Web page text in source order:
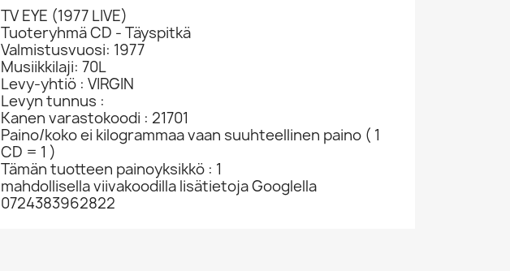
Iggy Pop LP Kansi Party Kansi VG+ Levy Ei...
tyhjä LP-kansi SKU 999159
Iggy Pop LP Every Loser, Blood Red Vinyl...
LP SKU 546076
TV EYE (1977 LIVE)
Tuoteryhmä CD - Täyspitkä
Valmistusvuosi: 1977
Musiikkilaji: 70L
Levy-yhtiö : VIRGIN
Levyn tunnus :
Kanen varastokoodi : 21701
Paino/koko ei kilogrammaa vaan suuhteellinen paino ( 1
CD = 1 )
Tämän tuotteen painoyksikkö : 1
mahdollisella viivakoodilla lisätietoja Googlella
0724383962822